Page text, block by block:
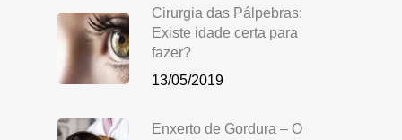
Cirurgia das Pálpebras:
Existe idade certa para
fazer?
13/05/2019
Enxerto de Gordura – O